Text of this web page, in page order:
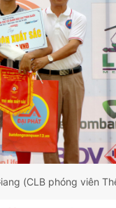
(CLB phóng viên